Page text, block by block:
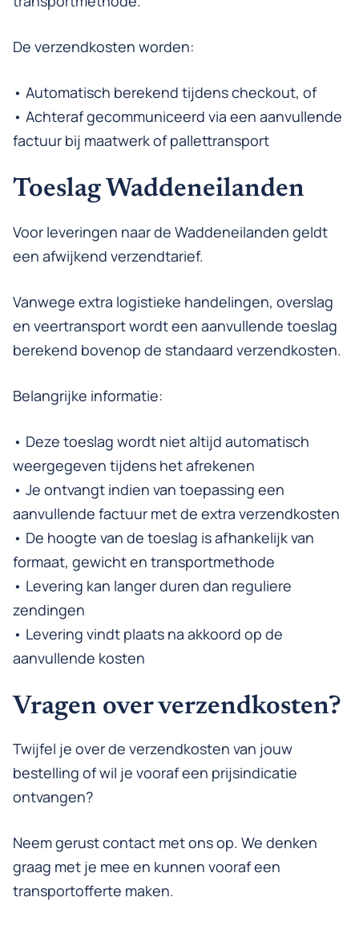
De verzendkosten worden:
• Automatisch berekend tijdens checkout, of
• Achteraf gecommuniceerd via een aanvullende
factuur bij maatwerk of pallettransport
Toeslag Waddeneilanden
Voor leveringen naar de Waddeneilanden geldt
een afwijkend verzendtarief.
Vanwege extra logistieke handelingen, overslag
en veertransport wordt een aanvullende toeslag
berekend bovenop de standaard verzendkosten.
Belangrijke informatie:
• Deze toeslag wordt niet altijd automatisch
weergegeven tijdens het afrekenen
• Je ontvangt indien van toepassing een
aanvullende factuur met de extra verzendkosten
• De hoogte van de toeslag is afhankelijk van
formaat, gewicht en transportmethode
• Levering kan langer duren dan reguliere
zendingen
• Levering vindt plaats na akkoord op de
aanvullende kosten
Vragen over verzendkosten?
Twijfel je over de verzendkosten van jouw
bestelling of wil je vooraf een prijsindicatie
ontvangen?
Neem gerust contact met ons op. We denken
graag met je mee en kunnen vooraf een
transportofferte maken.